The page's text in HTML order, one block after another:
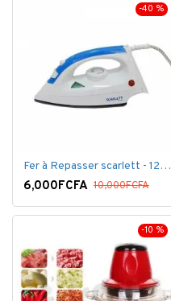
-40 %
Fer à Repasser scarlett - 1200 W - Bleu Blanc
6,000FCFA 10,000FCFA
-10 %